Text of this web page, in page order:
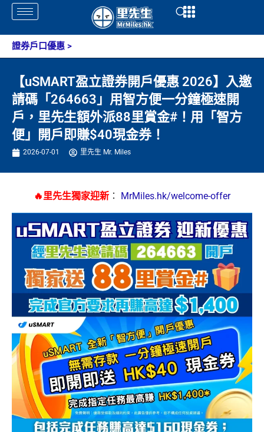
Skip
content
Open
證券戶口優惠 >
【uSMART盈立證券開戶優惠 2026】入邀
請碼「264663」用智方便一分鐘極速開
戶，里先生額外派88里賞金#！用「智方
便」開戶即賺$40現金券！
2026-07-01 里先生 Mr. Miles
🔥里先生獨家迎新 ： MrMiles.hk/welcome-offer